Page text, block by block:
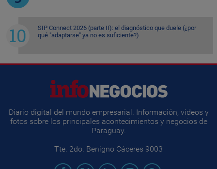
SIP Connect 2026 (parte II): el diagnóstico que duele (¿por
qué "adaptarse" ya no es suficiente?)
Diario digital del mundo empresarial. Información, videos y
fotos sobre los principales acontecimientos y negocios de
Paraguay.
Tte. 2do. Benigno Cáceres 9003